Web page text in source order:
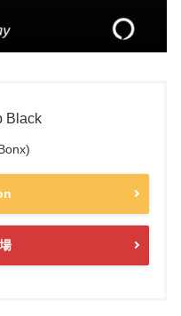
Black